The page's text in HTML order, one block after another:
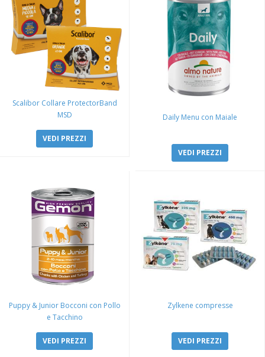
Scalibor Collare ProtectorBand
MSD
VEDI PREZZI
Daily Menu con Maiale
VEDI PREZZI
Puppy & Junior Bocconi con Pollo
e Tacchino
VEDI PREZZI
Zylkene compresse
VEDI PREZZI